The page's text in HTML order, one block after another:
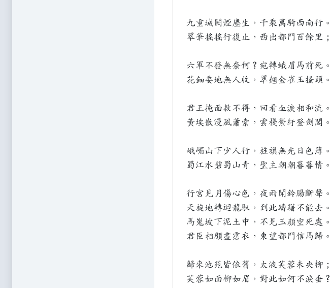
九重城闕煙塵生，千乘萬騎西南行。
翠華搖搖行復止，西出都門百餘里；
六軍不發無奈何？宛轉蛾眉馬前死。
花鈿委地無人收，翠翹金雀玉搔頭。
君王掩面救不得，回看血淚相和流。
黃埃散漫風蕭索，雲棧縈紆登劍閣。
峨嵋山下少人行，旌旗無光日色薄。
蜀江水碧蜀山青，聖主朝朝暮暮情。
行宮見月傷心色，夜雨聞鈴腸斷聲。
天旋地轉迴龍馭，到此躊躇不能去。
馬嵬坡下泥土中，不見玉顏空死處。
君臣相顧盡霑衣，東望都門信馬歸。
歸來池苑皆依舊，太液芙蓉未央柳；
芙蓉如面柳如眉，對此如何不淚垂？